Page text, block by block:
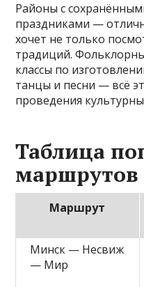
Районы с
праздниками —
хочет не только
традиций.
классы по
танцы и песни — всё
проведения
Таблица
маршрутов
Маршрут
Минск — Несвиж
— Мир